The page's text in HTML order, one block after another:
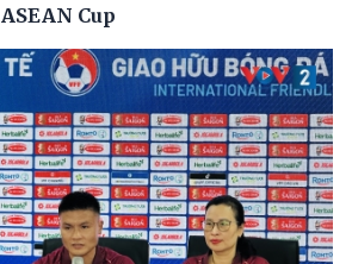
đầu thuận lợi tại ASEAN Cup